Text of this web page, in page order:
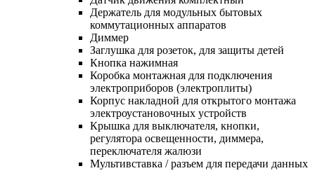
Держатель для модульных бытовых
коммутационных аппаратов
Диммер
Заглушка для розеток, для защиты детей
Кнопка нажимная
Коробка монтажная для подключения
электроприборов (электроплиты)
Корпус накладной для открытого монтажа
электроустановочных устройств
Крышка для выключателя, кнопки,
регулятора освещенности, диммера,
переключателя жалюзи
Мультивставка / разъем для передачи данных